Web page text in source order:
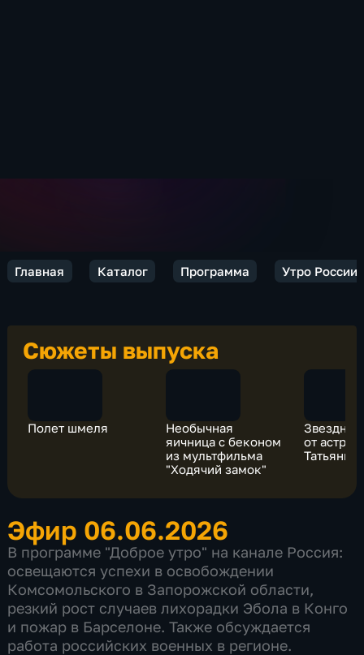
Главная Каталог Программа Утро России
Сюжеты выпуска
Полет шмеля
Необычная
яичница с беконом
из мультфильма
"Ходячий замок"
от
Татьяны
Эфир 06.06.2026
В программе "Доброе утро" на канале Россия:
освещаются успехи в освобождении
Комсомольского в Запорожской области,
резкий рост случаев лихорадки Эбола в Конго
и пожар в Барселоне. Также обсуждается
работа российских военных в регионе.